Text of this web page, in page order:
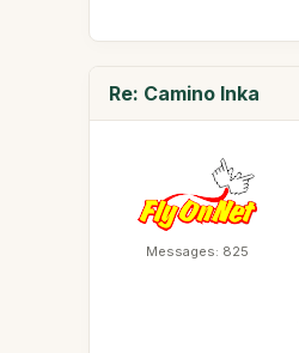
Re: Camino Inka
Messages: 825